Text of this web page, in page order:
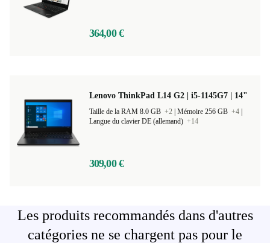
364,00 €
Lenovo ThinkPad L14 G2 | i5-1145G7 | 14"
Taille de la RAM 8.0 GB +2 Mémoire 256 GB +4
Langue du clavier DE (allemand) +14
309,00 €
Les produits recommandés dans d'autres
catégories ne se chargent pas pour le